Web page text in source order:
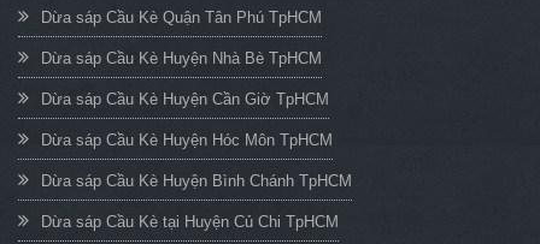
Dừa sáp Cầu Kè Quận Tân Phú TpHCM
Dừa sáp Cầu Kè Huyện Nhà Bè TpHCM
Dừa sáp Cầu Kè Huyện Cần Giờ TpHCM
Dừa sáp Cầu Kè Huyện Hóc Môn TpHCM
Dừa sáp Cầu Kè Huyện Bình Chánh TpHCM
Dừa sáp Cầu Kè tại Huyện Củ Chi TpHCM